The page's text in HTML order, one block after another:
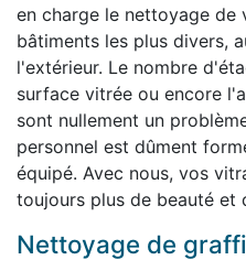
en charge le nettoyage de
bâtiments les plus divers,
l'extérieur. Le nombre
surface vitrée ou encore
sont nullement un
personnel est dûment
équipé. Avec nous, vos
toujours plus de beauté et
Nettoyage de